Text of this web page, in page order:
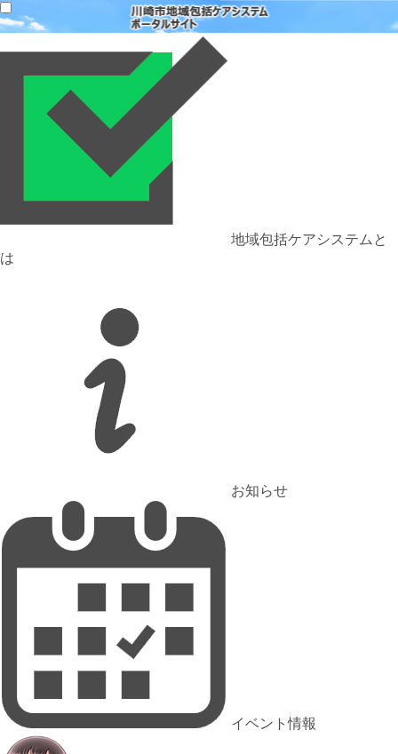
地域包括ケアシステムと
は
お知らせ
イベント情報